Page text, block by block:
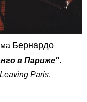
Бернардо
в Париже".
Leaving Paris.